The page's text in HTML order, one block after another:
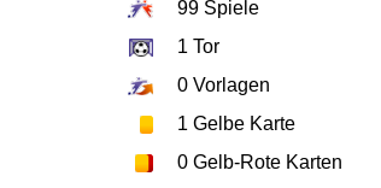
99Spiele
1 Tor
0Vorlagen
1 Gelbe Karte
0Gelb-Rote Karten